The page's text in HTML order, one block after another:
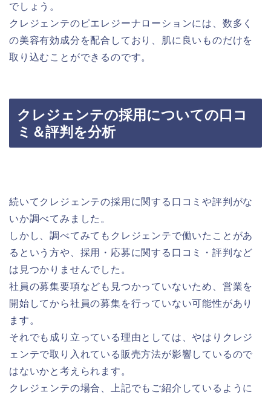
でしょう。
クレジェンテのピエレジーナローションには、数多く
の美容有効成分を配合しており、肌に良いものだけを
取り込むことができるのです。
クレジェンテの採用についての口コ
ミ＆評判を分析
続いてクレジェンテの採用に関する口コミや評判がな
いか調べてみました。
しかし、調べてみてもクレジェンテで働いたことがあ
るという方や、採用・応募に関する口コミ・評判など
は見つかりませんでした。
社員の募集要項なども見つかっていないため、営業を
開始してから社員の募集を行っていない可能性があり
ます。
それでも成り立っている理由としては、やはりクレジ
ェンテで取り入れている販売方法が影響しているので
はないかと考えられます。
クレジェンテの場合、上記でもご紹介しているように